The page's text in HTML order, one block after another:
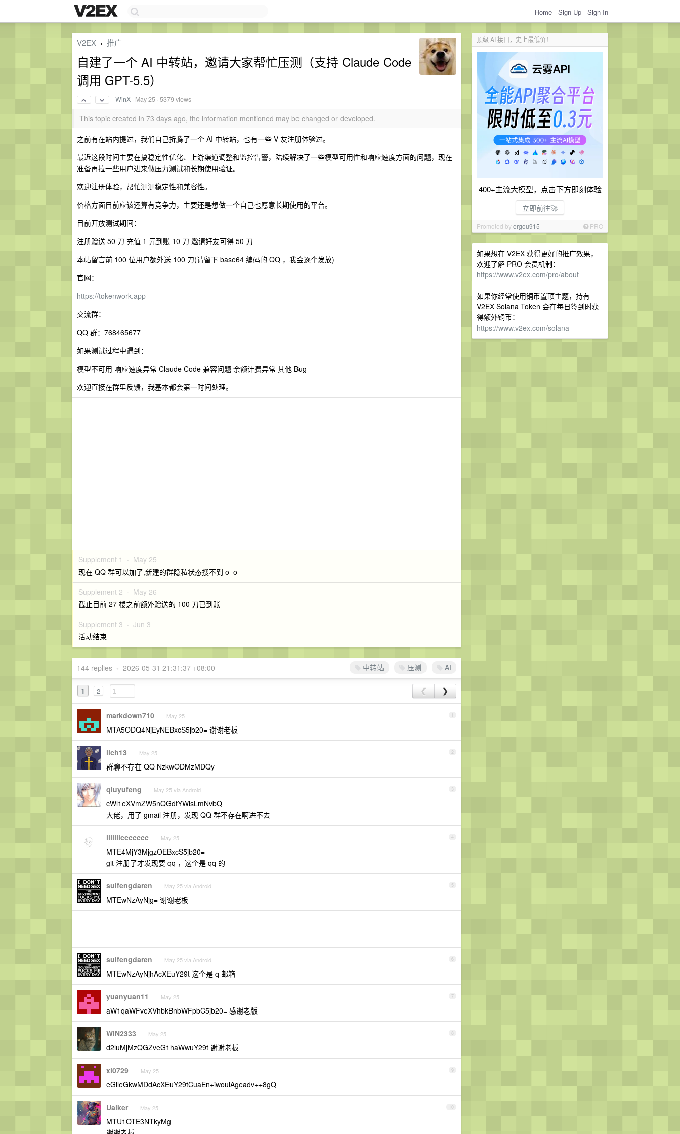
Home Sign Up Sign In
顶级 AI 接口，史上最低价！
400+主流大模型，点击下方即刻体验
立即前往🚀
Promoted byergou915 PRO
如果想在 V2EX 获得更好的推广效果，
欢迎了解 PRO 会员机制：
https://www.v2ex.com/pro/about
如果你经常使用铜币置顶主题，持有
V2EX Solana Token 会在每日签到时获
得额外铜币：
https://www.v2ex.com/solana
V2EX › 推广
自建了一个 AI 中转站，邀请大家帮忙压测（支持 Claude Code
调用 GPT-5.5）
WinX · May 25 · 5379 views
This topic created in 73 days ago, the information mentioned may be changed or developed.
之前有在站内提过，我们自己折腾了一个 AI 中转站，也有一些 V 友注册体验过。
最近这段时间主要在搞稳定性优化、上游渠道调整和监控告警，陆续解决了一些模型可用性和响应速度方面的问题，现在
准备再拉一些用户进来做压力测试和长期使用验证。
欢迎注册体验，帮忙测测稳定性和兼容性。
价格方面目前应该还算有竞争力，主要还是想做一个自己也愿意长期使用的平台。
目前开放测试期间：
注册赠送 50 刀 充值 1 元到账 10 刀 邀请好友可得 50 刀
本帖留言前 100 位用户额外送 100 刀(请留下 base64 编码的 QQ ，我会逐个发放)
官网：
https://tokenwork.app
交流群：
QQ 群：768465677
如果测试过程中遇到：
模型不可用 响应速度异常 Claude Code 兼容问题 余额计费异常 其他 Bug
欢迎直接在群里反馈，我基本都会第一时间处理。
Supplement 1 · May 25
现在 QQ 群可以加了,新建的群隐私状态搜不到 o_o
Supplement 2 · May 26
截止目前 27 楼之前额外赠送的 100 刀已到账
Supplement 3 · Jun 3
活动结束
中转站 压测 AI
144 replies • 2026-05-31 21:31:37 +08:00
1 2 ❮ ❯
1
markdown710 May 25
MTA5ODQ4NjEyNEBxcS5jb20= 谢谢老板
2
lich13 May 25
群聊不存在 QQ NzkwODMzMDQy
3
qiuyufeng May 25 via Android
cWl1eXVmZW5nQGdtYWlsLmNvbQ==
大佬，用了 gmail 注册，发现 QQ 群不存在啊进不去
4
lllllllccccccc May 25
MTE4MjY3MjgzOEBxcS5jb20=
git 注册了才发现要 qq ，这个是 qq 的
5
suifengdaren May 25 via Android
MTEwNzAyNjg= 谢谢老板
6
suifengdaren May 25 via Android
MTEwNzAyNjhAcXEuY29t 这个是 q 邮箱
7
yuanyuan11 May 25
aW1qaWFveXVhbkBnbWFpbC5jb20= 感谢老版
8
WIN2333 May 25
d2luMjMzQGZveG1haWwuY29t 谢谢老板
9
xi0729 May 25
eGlleGkwMDdAcXEuY29tCuaEn+iwouiAgeadv++8gQ==
10
Ualker May 25
MTU1OTE3NTkyMg==